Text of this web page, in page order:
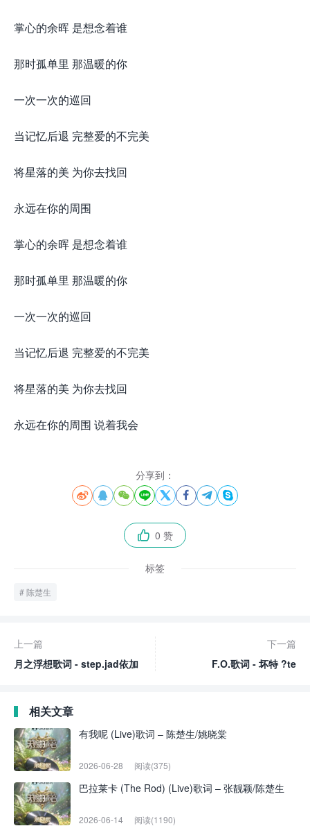
掌心的余晖 是想念着谁
那时孤单里 那温暖的你
一次一次的巡回
当记忆后退 完整爱的不完美
将星落的美 为你去找回
永远在你的周围
掌心的余晖 是想念着谁
那时孤单里 那温暖的你
一次一次的巡回
当记忆后退 完整爱的不完美
将星落的美 为你去找回
永远在你的周围 说着我会
分享到：
       
 0 赞
标签
陈楚生
上一篇
月之浮想歌词 - step.jad依加
下一篇
F.O.歌词 - 坏特 ?te
相关文章
有我呢 (Live)歌词 – 陈楚生/姚晓棠
2026-06-28 阅读(375)
巴拉莱卡 (The Rod) (Live)歌词 – 张靓颖/陈楚生
2026-06-14 阅读(1190)